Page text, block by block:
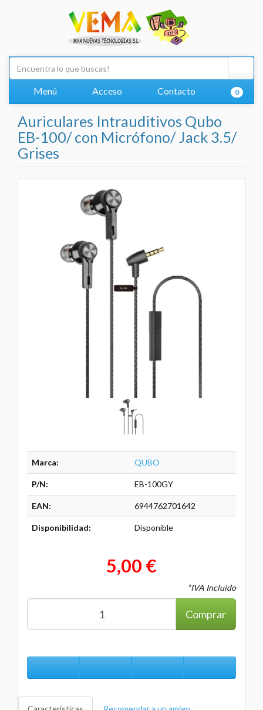
Menú Acceso Contacto 0
Auriculares Intrauditivos Qubo
EB-100/ con Micrófono/ Jack 3.5/
Grises
Marca: QUBO
P/N: EB-100GY
EAN: 6944762701642
Disponibilidad: Disponible
5,00 €
*IVA Incluido
Comprar